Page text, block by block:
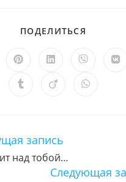
ПОДЕЛИТЬСЯ
Открывается
в
новом
Открывается
новомновом
Открывается
Открывается
запись
над тобой…
Следующая